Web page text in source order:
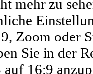
mehr zu
Zoom oder
Sie in der
auf 16:9